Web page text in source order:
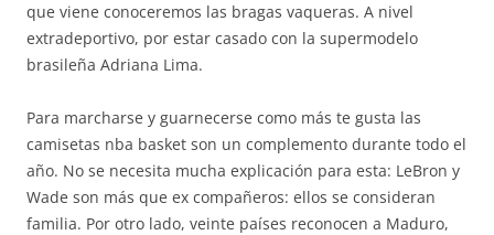
que viene conoceremos las bragas vaqueras. A nivel
extradeportivo, por estar casado con la supermodelo
brasileña Adriana Lima.
Para marcharse y guarnecerse como más te gusta las
camisetas nba basket son un complemento durante todo el
año. No se necesita mucha explicación para esta: LeBron y
Wade son más que ex compañeros: ellos se consideran
familia. Por otro lado, veinte países reconocen a Maduro,